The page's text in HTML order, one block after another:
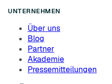
UNTERNEHMEN
Über uns
Blog
Partner
Akademie
Pressemitteilungen